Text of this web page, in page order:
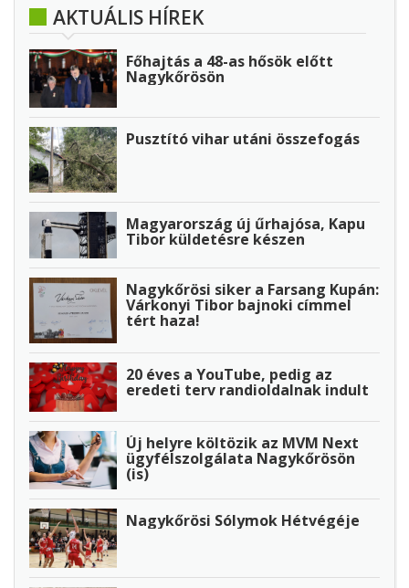
AKTUÁLIS HÍREK
Főhajtás a 48-as hősök előtt
Nagykőrösön
Pusztító vihar utáni összefogás
Magyarország új űrhajósa, Kapu
Tibor küldetésre készen
Nagykőrösi siker a Farsang Kupán:
Várkonyi Tibor bajnoki címmel
tért haza!
20 éves a YouTube, pedig az
eredeti terv randioldalnak indult
Új helyre költözik az MVM Next
ügyfélszolgálata Nagykőrösön
(is)
Nagykőrösi Sólymok Hétvégéje